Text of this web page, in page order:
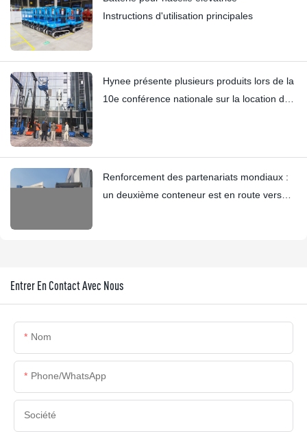
Instructions d'utilisation principales
Hynee présente plusieurs produits lors de la
10e conférence nationale sur la location de
Renforcement des partenariats mondiaux :
un deuxième conteneur est en route vers
Entrer En Contact Avec Nous
Nom
Phone/whatsApp
Société